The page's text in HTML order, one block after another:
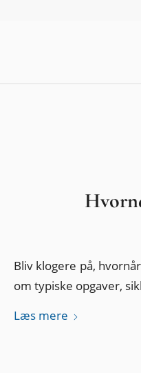
Bliv klogere på,
om typiske opgaver,
Læs mere